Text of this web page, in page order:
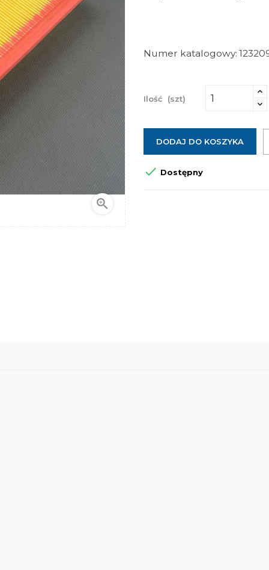

Numer katalogowy
Ilość (szt)
DODAJ DO KOSZYKA
 Dostępny